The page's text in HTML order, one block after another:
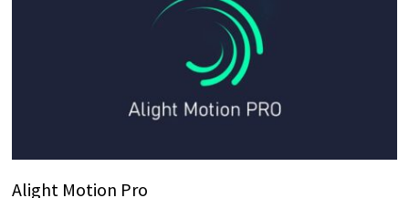
Alight Motion Pro